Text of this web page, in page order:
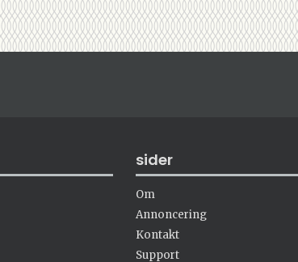
sider
Om
Annoncering
Kontakt
Support